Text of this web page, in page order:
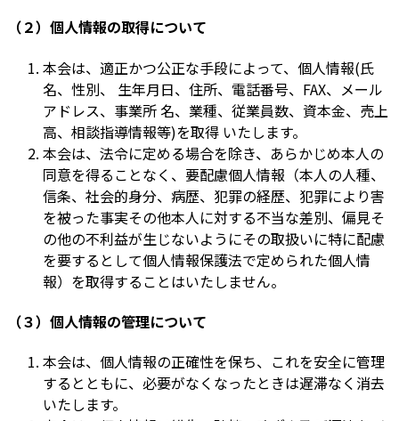
（２）個人情報の取得について
本会は、適正かつ公正な手段によって、個人情報(氏
名、性別、 生年月日、住所、電話番号、FAX、メール
アドレス、事業所 名、業種、従業員数、資本金、売上
高、相談指導情報等)を取得 いたします。
本会は、法令に定める場合を除き、あらかじめ本人の
同意を得ることなく、要配慮個人情報（本人の人種、
信条、社会的身分、病歴、犯罪の経歴、犯罪により害
を被った事実その他本人に対する不当な差別、偏見そ
の他の不利益が生じないようにその取扱いに特に配慮
を要するとして個人情報保護法で定められた個人情
報）を取得することはいたしません。
（３）個人情報の管理について
本会は、個人情報の正確性を保ち、これを安全に管理
するとともに、必要がなくなったときは遅滞なく消去
いたします。